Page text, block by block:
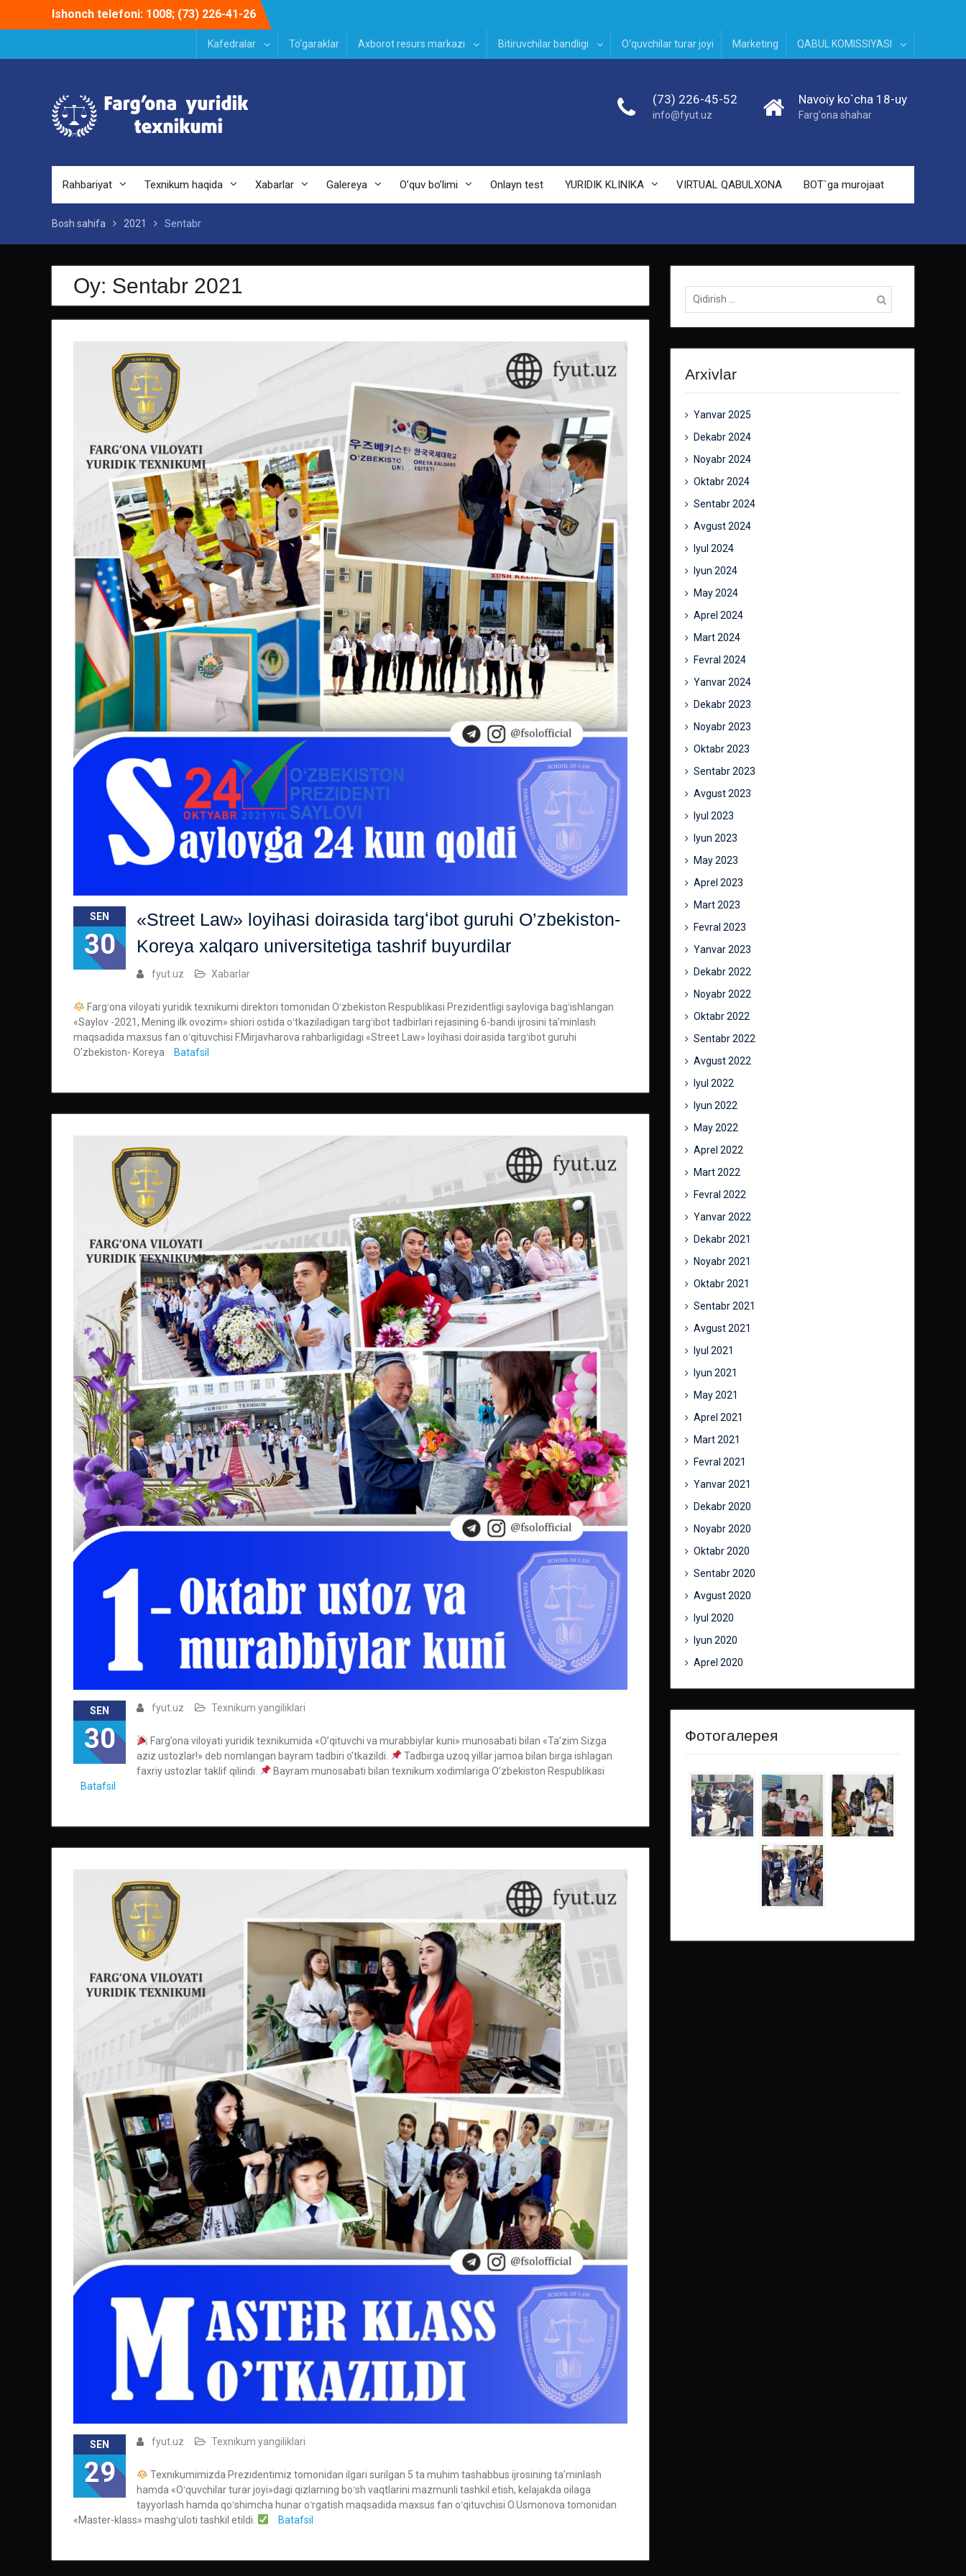
Ishonch telefoni: 1008; (73) 226-41-26
Kafedralar To‘garaklar Axborot resurs markazi Bitiruvchilar bandligi O‘quvchilar turar joyi Marketing QABUL KOMISSIYASI
(73) 226-45-52
info@fyut.uz
Navoiy ko`cha 18-uy
Farg'ona shahar
Rahbariyat Texnikum haqida Xabarlar Galereya O’quv bo’limi Onlayn test YURIDIK KLINIKA VIRTUAL QABULXONA BOT`ga murojaat
Bosh sahifa 2021 Sentabr
Oy: Sentabr 2021
SEN
30
«Street Law» loyihasi doirasida targʻibot guruhi O’zbekiston-
Koreya xalqaro universitetiga tashrif buyurdilar
fyut.uz Xabarlar
Fargʻona viloyati yuridik texnikumi direktori tomonidan Oʻzbekiston Respublikasi Prezidentligi sayloviga bagʻishlangan
«Saylov -2021, Mening ilk ovozim» shiori ostida oʻtkaziladigan targʻibot tadbirlari rejasining 6-bandi ijrosini taʼminlash
maqsadida maxsus fan oʻqituvchisi F.Mirjavharova rahbarligidagi «Street Law» loyihasi doirasida targʻibot guruhi
O’zbekiston- Koreya
Batafsil
SEN
30
fyut.uz Texnikum yangiliklari
Farg’ona viloyati yuridik texnikumida «O’qituvchi va murabbiylar kuni» munosabati bilan «Ta’zim Sizga
aziz ustozlar!» deb nomlangan bayram tadbiri o’tkazildi.
Tadbirga uzoq yillar jamoa bilan birga ishlagan
faxriy ustozlar taklif qilindi.
Bayram munosabati bilan texnikum xodimlariga O’zbekiston Respublikasi
Batafsil
SEN
29
fyut.uz Texnikum yangiliklari
Texnikumimizda Prezidentimiz tomonidan ilgari surilgan 5 ta muhim tashabbus ijrosining taʼminlash
hamda «Oʻquvchilar turar joyi»dagi qizlarning boʻsh vaqtlarini mazmunli tashkil etish, kelajakda oilaga
tayyorlash hamda qoʻshimcha hunar oʻrgatish maqsadida maxsus fan oʻqituvchisi O.Usmonova tomonidan
«Master-klass» mashgʻuloti tashkil etildi.
Batafsil
Qidirish:
Arxivlar
Yanvar 2025
Dekabr 2024
Noyabr 2024
Oktabr 2024
Sentabr 2024
Avgust 2024
Iyul 2024
Iyun 2024
May 2024
Aprel 2024
Mart 2024
Fevral 2024
Yanvar 2024
Dekabr 2023
Noyabr 2023
Oktabr 2023
Sentabr 2023
Avgust 2023
Iyul 2023
Iyun 2023
May 2023
Aprel 2023
Mart 2023
Fevral 2023
Yanvar 2023
Dekabr 2022
Noyabr 2022
Oktabr 2022
Sentabr 2022
Avgust 2022
Iyul 2022
Iyun 2022
May 2022
Aprel 2022
Mart 2022
Fevral 2022
Yanvar 2022
Dekabr 2021
Noyabr 2021
Oktabr 2021
Sentabr 2021
Avgust 2021
Iyul 2021
Iyun 2021
May 2021
Aprel 2021
Mart 2021
Fevral 2021
Yanvar 2021
Dekabr 2020
Noyabr 2020
Oktabr 2020
Sentabr 2020
Avgust 2020
Iyul 2020
Iyun 2020
Aprel 2020
Фотогалерея